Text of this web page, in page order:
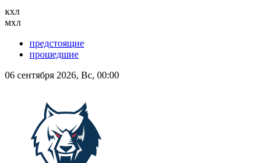
кхл
мхл
предстоящие
прошедшие
06 сентября 2026, Вс, 00:00